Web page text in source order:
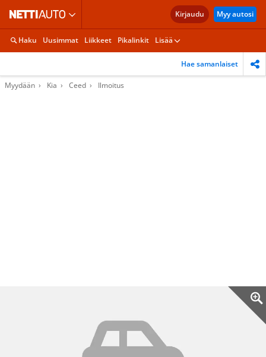
Kirjaudu Myy autosi
Haku Uusimmat Liikkeet Pikalinkit Lisää
Hae samanlaiset
Myydään Kia Ceed Ilmoitus